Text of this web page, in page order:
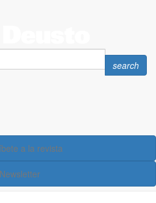
Search
search
a la revista
Newsletter